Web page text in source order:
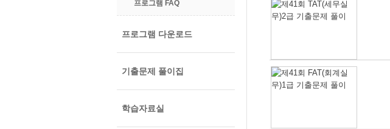
프로그램 FAQ
프로그램 다운로드
기출문제 풀이집
학습자료실